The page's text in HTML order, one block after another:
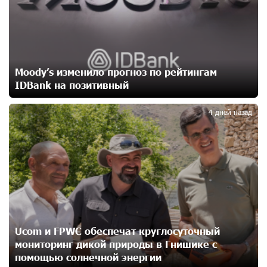
президенту страны с просьбой содействовать
освобождению армянских заключенных,
Против кого вооружается Азербайджан? Аршак
Карапетян
17 дней назад
При поддержке Ucom в спортивной школе Вайка
установлена солнечная электростанция мощностью
15 кВт
17 дней назад
Новые финансовые навыки на «Давидбекских
играх»: Idram&IDBank
18 дней назад
Moody’s изменило прогноз по рейтингам
IDBank на позитивный
Ucom и FPWC обеспечат круглосуточный
мониторинг дикой природы в Гнишике с
помощью солнечной энергии
4 дней назад
3